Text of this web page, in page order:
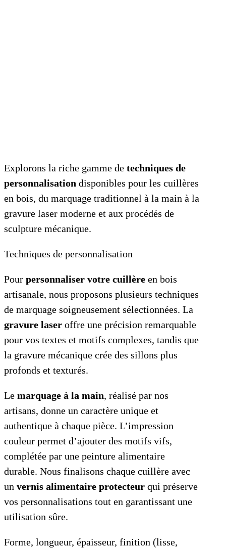
Explorons la riche gamme de techniques de
personnalisation disponibles pour les cuillères
en bois, du marquage traditionnel à la main à la
gravure laser moderne et aux procédés de
sculpture mécanique.
Techniques de personnalisation
Pour personnaliser votre cuillère en bois
artisanale, nous proposons plusieurs techniques
de marquage soigneusement sélectionnées. La
gravure laser offre une précision remarquable
pour vos textes et motifs complexes, tandis que
la gravure mécanique crée des sillons plus
profonds et texturés.
Le marquage à la main, réalisé par nos
artisans, donne un caractère unique et
authentique à chaque pièce. L’impression
couleur permet d’ajouter des motifs vifs,
complétée par une peinture alimentaire
durable. Nous finalisons chaque cuillère avec
un vernis alimentaire protecteur qui préserve
vos personnalisations tout en garantissant une
utilisation sûre.
Forme, longueur, épaisseur, finition (lisse,